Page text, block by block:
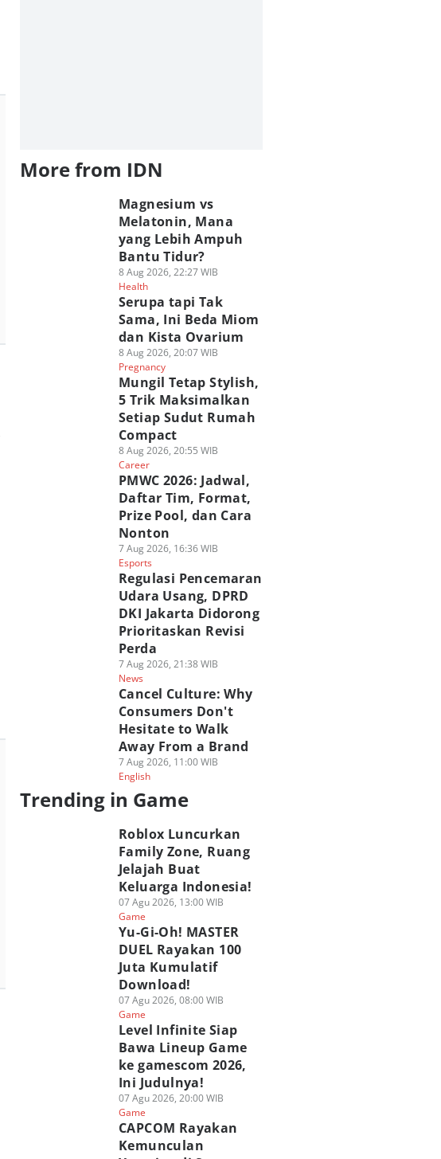
More from IDN
Magnesium vs
Melatonin, Mana
yang Lebih Ampuh
Bantu Tidur?
8 Aug 2026, 22:27 WIB
Health
Serupa tapi Tak
Sama, Ini Beda Miom
dan Kista Ovarium
8 Aug 2026, 20:07 WIB
Pregnancy
Mungil Tetap Stylish,
5 Trik Maksimalkan
Setiap Sudut Rumah
Compact
8 Aug 2026, 20:55 WIB
Career
PMWC 2026: Jadwal,
Daftar Tim, Format,
Prize Pool, dan Cara
Nonton
7 Aug 2026, 16:36 WIB
Esports
Regulasi Pencemaran
Udara Usang, DPRD
DKI Jakarta Didorong
Prioritaskan Revisi
Perda
7 Aug 2026, 21:38 WIB
News
Cancel Culture: Why
Consumers Don't
Hesitate to Walk
Away From a Brand
7 Aug 2026, 11:00 WIB
English
Trending in Game
Roblox Luncurkan
Family Zone, Ruang
Jelajah Buat
Keluarga Indonesia!
07 Agu 2026, 13:00 WIB
Game
Yu-Gi-Oh! MASTER
DUEL Rayakan 100
Juta Kumulatif
Download!
07 Agu 2026, 08:00 WIB
Game
Level Infinite Siap
Bawa Lineup Game
ke gamescom 2026,
Ini Judulnya!
07 Agu 2026, 20:00 WIB
Game
CAPCOM Rayakan
Kemunculan